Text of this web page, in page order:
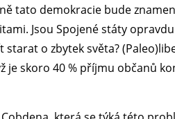
tato demokracie bude
Jsou Spojené státy
o zbytek světa?
je skoro 40 % příjmu občanů